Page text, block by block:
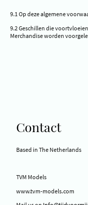
9.1 Op deze algemene
9.2 Geschillen die
Merchandise worden
Contact
Based in The Netherlands
TVM Models
www.tvm-models.com